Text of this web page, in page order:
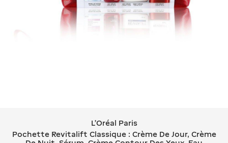
L'Oréal Paris Pochette Revitalift
L'Oréal Paris
Pochette Revitalift Classique : Crème De Jour, Crème